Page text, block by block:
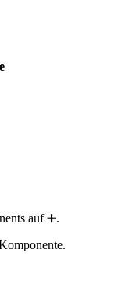
auf ➕.